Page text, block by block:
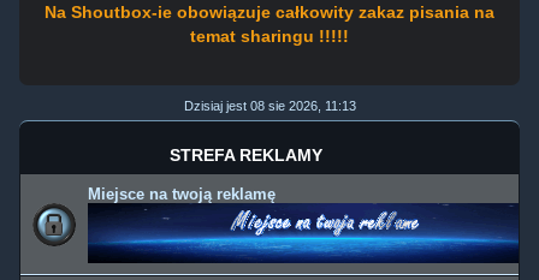
Na Shoutbox-ie obowiązuje całkowity zakaz pisania na
temat sharingu !!!!!
Dzisiaj jest 08 sie 2026, 11:13
STREFA REKLAMY
Miejsce na twoją reklamę